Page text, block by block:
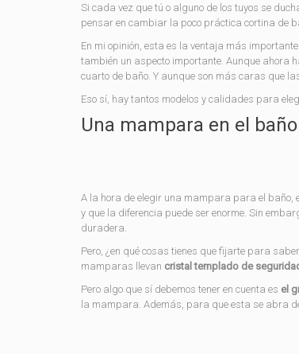
Si cada vez que tú o alguno de los tuyos se
pensar en cambiar la poco práctica cortina de
En mi opinión, esta es la ventaja más
también un aspecto importante. Aunque ahora
cuarto de baño. Y aunque son más caras que
Eso sí, hay tantos modelos y calidades para
Una mampara en el
A la hora de elegir una mampara para el baño,
y que la diferencia puede ser enorme. Sin
duradera.
Pero, ¿en qué cosas tienes que fijarte para
mamparas llevan cristal templado de
Pero algo que sí debemos tener en cuenta es el
la mampara. Además, para que esta se abra